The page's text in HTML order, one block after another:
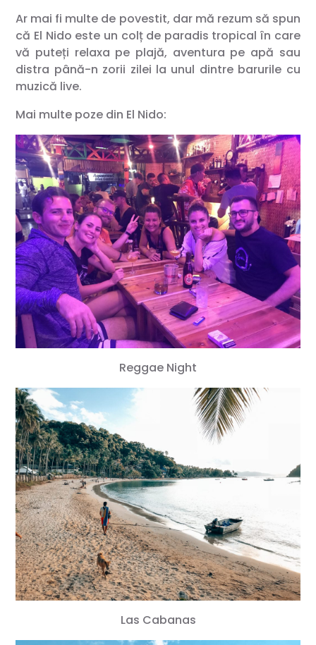
Ar mai fi multe de povestit, dar mă rezum să spun
că El Nido este un colț de paradis tropical în care
vă puteți relaxa pe plajă, aventura pe apă sau
distra până-n zorii zilei la unul dintre barurile cu
muzică live.
Mai multe poze din El Nido:
Reggae Night
Las Cabanas